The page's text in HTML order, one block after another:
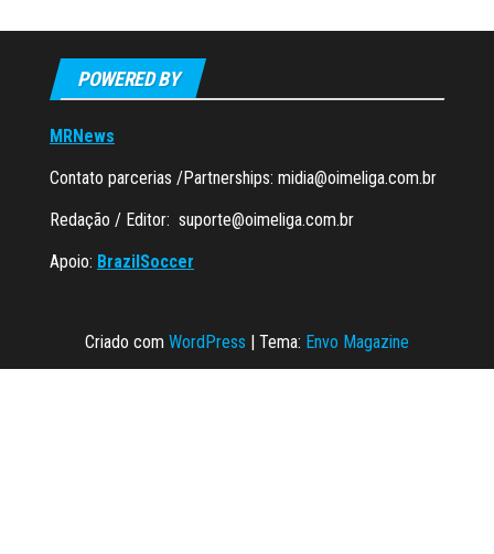
POWERED BY
MRNews
Contato parcerias /Partnerships: midia@oimeliga.com.br
Redação / Editor: suporte@oimeliga.com.br
Apoio: BrazilSoccer
Criado com WordPress Tema: Envo Magazine